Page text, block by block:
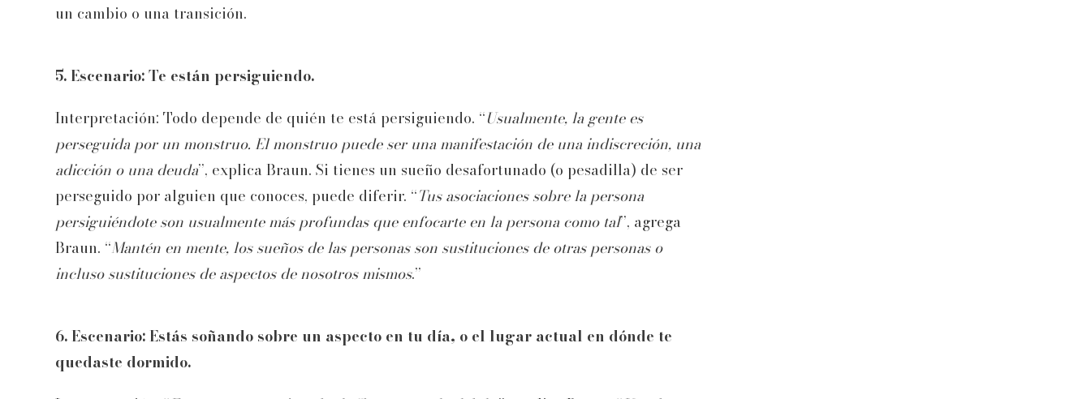
un cambio o una transición.
5. Escenario: Te están persiguiendo.
Interpretación: Todo depende de quién te está persiguiendo. “Usualmente, la gente es
perseguida por un monstruo. El monstruo puede ser una manifestación de una indiscreción, una
adicción o una deuda”, explica Braun. Si tienes un sueño desafortunado (o pesadilla) de ser
perseguido por alguien que conoces, puede diferir. “Tus asociaciones sobre la persona
persiguiéndote son usualmente más profundas que enfocarte en la persona como tal”, agrega
Braun. “Mantén en mente, los sueños de las personas son sustituciones de otras personas o
incluso sustituciones de aspectos de nosotros mismos.”
6. Escenario: Estás soñando sobre un aspecto en tu día, o el lugar actual en dónde te
quedaste dormido.